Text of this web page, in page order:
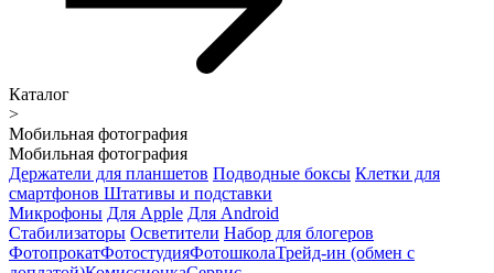
Каталог
>
Мобильная фотография
Мобильная фотография
Держатели для планшетов Подводные боксы Клетки для
смартфонов Штативы и подставки
Микрофоны Для Apple Для Android
Стабилизаторы Осветители Набор для блогеров
ФотопрокатФотостудияФотошколаТрейд-ин (обмен с